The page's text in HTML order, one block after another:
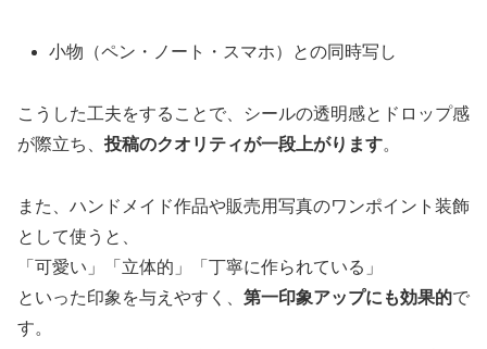
小物（ペン・ノート・スマホ）との同時写し
こうした工夫をすることで、シールの透明感とドロップ感
が際立ち、 投稿のクオリティが一段上がります。
また、ハンドメイド作品や販売用写真のワンポイント装飾
として使うと、
「可愛い」「立体的」「丁寧に作られている」
といった印象を与えやすく、 第一印象アップにも効果的で
す。